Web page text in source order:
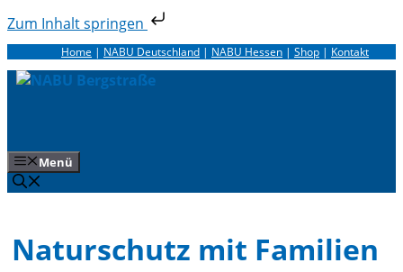
Zum Inhalt springen
Zum
Inhalt
springen
Home | NABU Deutschland | NABU Hessen | Shop | Kontakt
Menü
Naturschutz mit Familien